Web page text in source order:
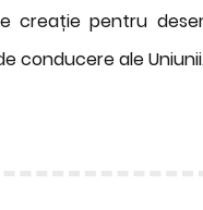
creație pentru
conducere ale